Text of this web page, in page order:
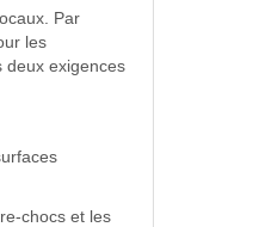
Par
les
deux exigences
chocs et les